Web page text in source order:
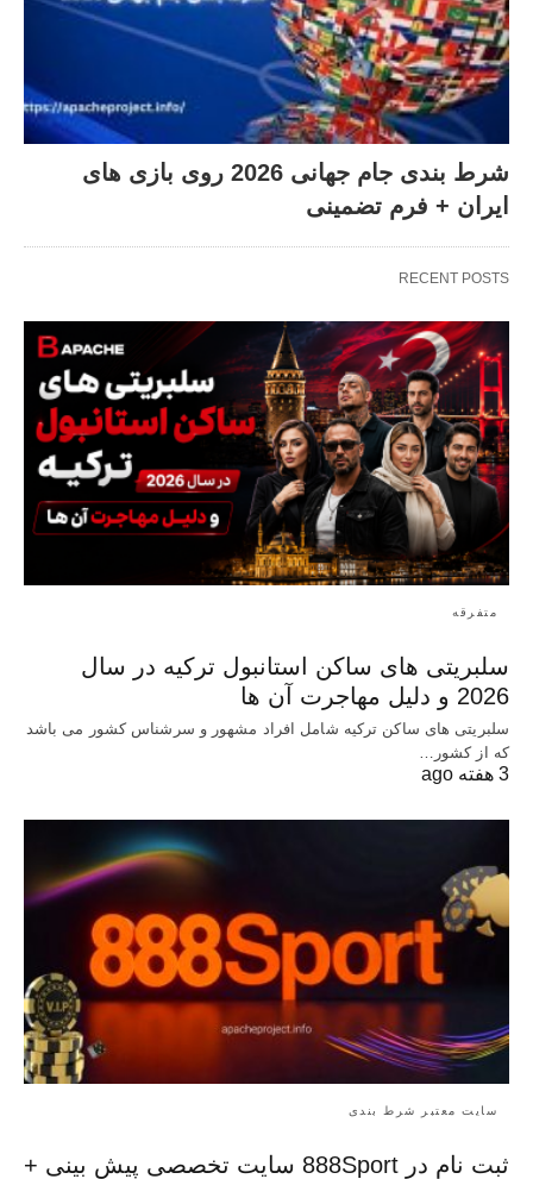
شرط بندی جام جهانی 2026 روی بازی های
ایران + فرم تضمینی
RECENT POSTS
متفرقه
سلبریتی های ساکن استانبول ترکیه در سال
2026 و دلیل مهاجرت آن ها
سلبریتی های ساکن ترکیه شامل افراد مشهور و سرشناس کشور می باشد
که از کشور…
3 هفته ago
سایت معتبر شرط بندی
ثبت نام در 888Sport سایت تخصصی پیش بینی +